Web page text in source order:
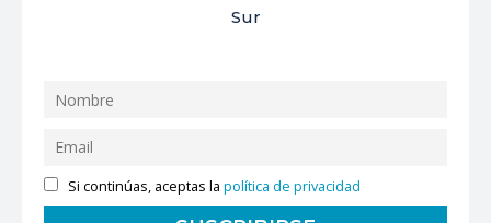
Sur
Si continúas, aceptas lapolítica de privacidad